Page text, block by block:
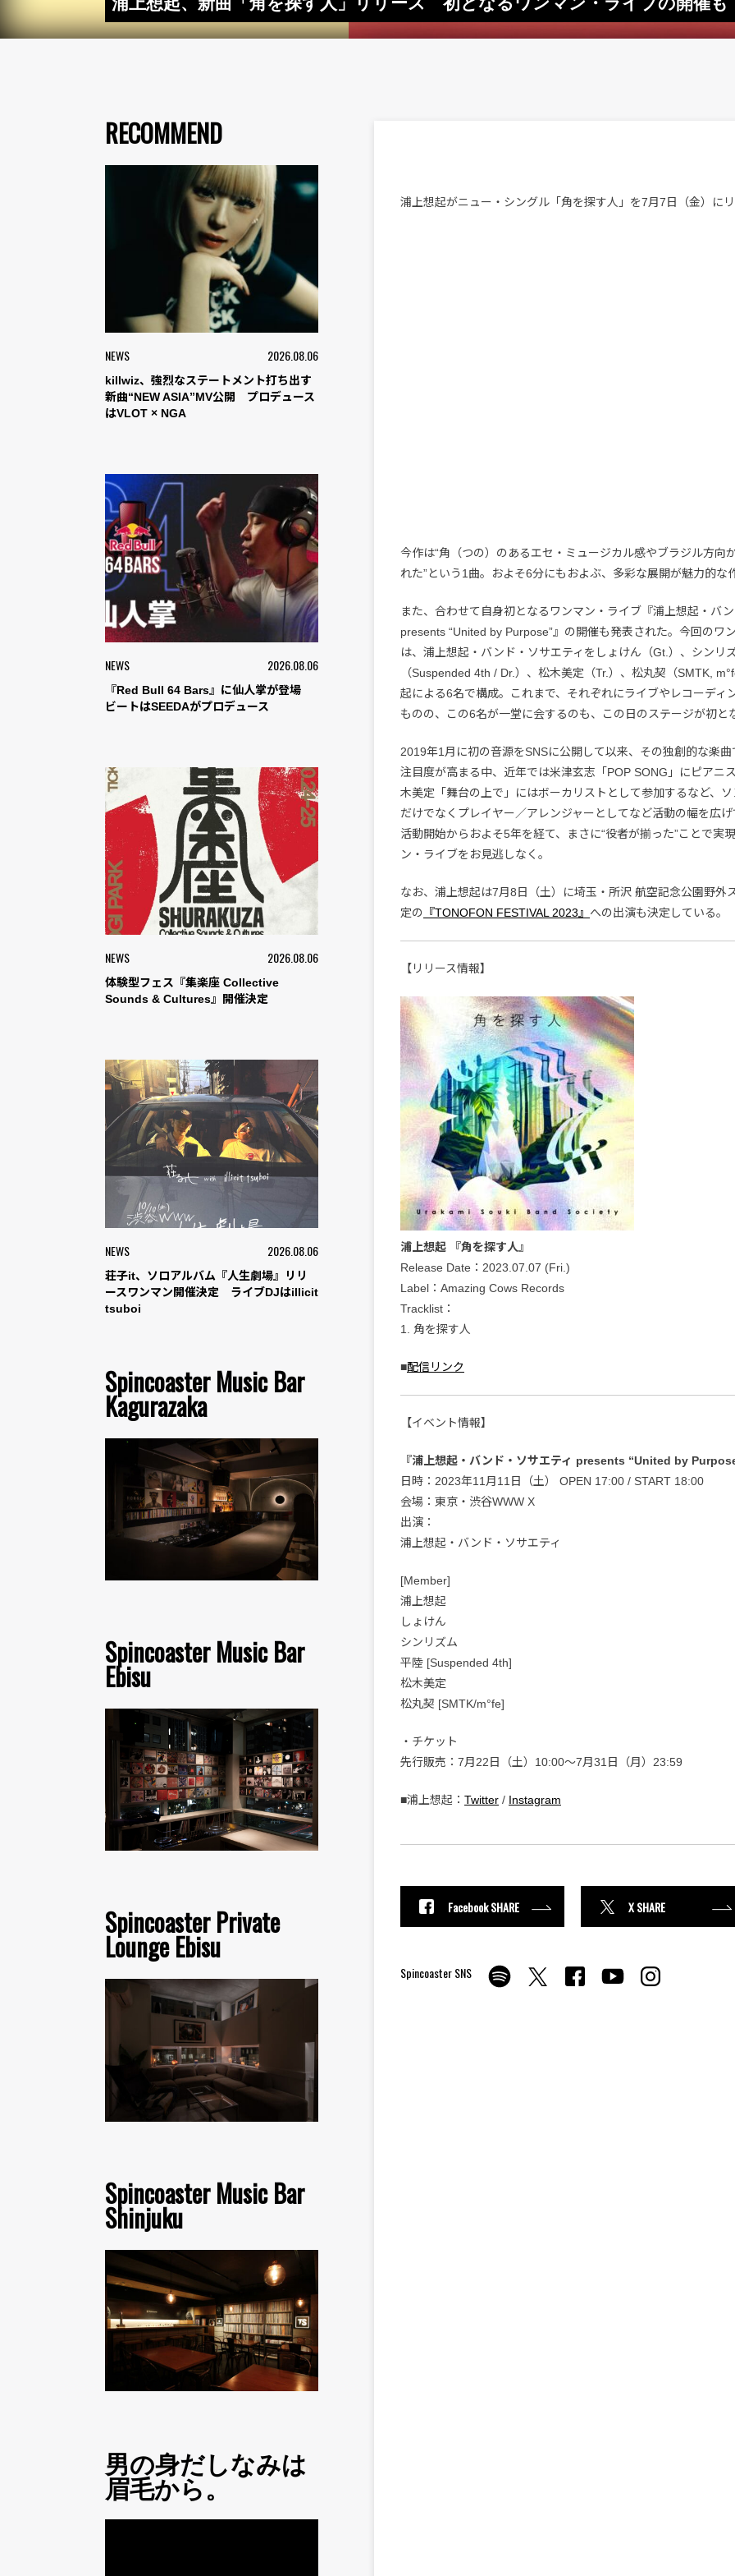
RECOMMEND
NEWS 2026.08.06
killwiz、強烈なステートメント打ち出す
新曲“NEW ASIA”MV公開 プロデュース
はVLOT × NGA
NEWS 2026.08.06
『Red Bull 64 Bars』に仙人掌が登場
ビートはSEEDAがプロデュース
NEWS 2026.08.06
体験型フェス『集楽座 Collective
Sounds & Cultures』開催決定
NEWS 2026.08.06
荘子it、ソロアルバム『人生劇場』リリ
ースワンマン開催決定 ライブDJはillicit
tsuboi
Spincoaster Music Bar
Kagurazaka
Spincoaster Music Bar
Ebisu
Spincoaster Private
Lounge Ebisu
Spincoaster Music Bar
Shinjuku
男の身だしなみは
眉毛から。
浦上想起がニュー・シングル「角を探す人」を7月7日（金）に
今作は“角（つの）のあるエセ・ミュージカル感やブラジル方向
れた”という1曲。およそ6分にもおよぶ、多彩な展開が魅力的な
また、合わせて自身初となるワンマン・ライブ『浦上想起・バ
presents “United by Purpose”』の開催も発表された。今回のワ
は、浦上想起・バンド・ソサエティをしょけん（Gt.）、シンリ
（Suspended 4th / Dr.）、松木美定（Tr.）、松丸契（SMTK,
起による6名で構成。これまで、それぞれにライブやレコーディ
ものの、この6名が一堂に会するのも、この日のステージが初と
2019年1月に初の音源をSNSに公開して以来、その独創的な楽
注目度が高まる中、近年では米津玄志「POP SONG」にピアニ
木美定「舞台の上で」にはボーカリストとして参加するなど、
だけでなくプレイヤー／アレンジャーとしてなど活動の幅を広
活動開始からおよそ5年を経て、まさに“役者が揃った”ことで実
ン・ライブをお見逃しなく。
なお、浦上想起は7月8日（土）に埼玉・所沢 航空記念公園野外
定の
『TONOFON FESTIVAL 2023』 への出演も決定している。
【リリース情報】
浦上想起 『角を探す人』
Release Date：2023.07.07 (Fri.)
Label：Amazing Cows Records
Tracklist：
1. 角を探す人
■配信リンク
【イベント情報】
『浦上想起・バンド・ソサエティ presents “United by
日時：2023年11月11日（土） OPEN 17:00 / START 18:00
会場：東京・渋谷WWW X
出演：
浦上想起・バンド・ソサエティ
[Member]
浦上想起
しょけん
シンリズム
平陸 [Suspended 4th]
松木美定
松丸契 [SMTK/m°fe]
・チケット
先行販売：7月22日（土）10:00～7月31日（月）23:59
■浦上想起： Twitter / Instagram
Facebook SHARE X SHARE
Spincoaster SNS